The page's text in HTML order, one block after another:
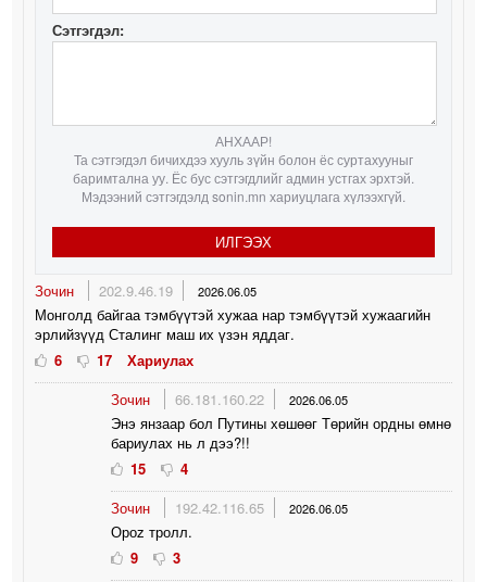
Сэтгэгдэл:
АНХААР!
Та сэтгэгдэл бичихдээ хууль зүйн болон ёс суртахууныг
баримтална уу. Ёс бус сэтгэгдлийг админ устгах эрхтэй.
Мэдээний сэтгэгдэлд sonin.mn хариуцлага хүлээхгүй.
ИЛГЭЭХ
Зочин 202.9.46.19 2026.06.05
Монголд байгаа тэмбүүтэй хужаа нар тэмбүүтэй хужаагийн
эрлийзүүд Сталинг маш их үзэн яддаг.
6
17
Хариулах
Зочин
66.181.160.22 2026.06.05
Энэ янзаар бол Путины хөшөөг Төрийн ордны өмнө
бариулах нь л дээ?!!
15
4
Зочин
192.42.116.65 2026.06.05
Ороz тролл.
9
3